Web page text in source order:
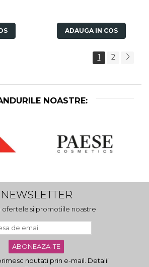
ADAUGA IN COS
1 2
NOASTRE:
NEWSLETTER
ofertele si promotiile noastre
noutati prin e-mail. Detalii